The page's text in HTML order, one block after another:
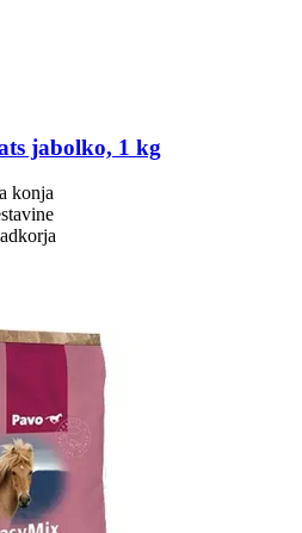
jabolko, 1 kg
konja